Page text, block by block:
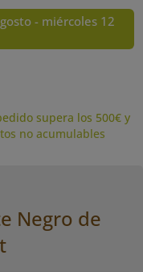
- miércoles 12
supera los 500€ y
no acumulables
Negro de